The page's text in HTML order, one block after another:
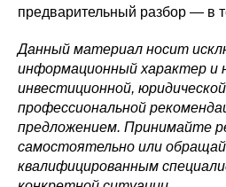
предварительный разбор — в
Данный материал носит
информационный характер и
инвестиционной,
профессиональной
предложением. Принимайте
самостоятельно или
квалифицированным